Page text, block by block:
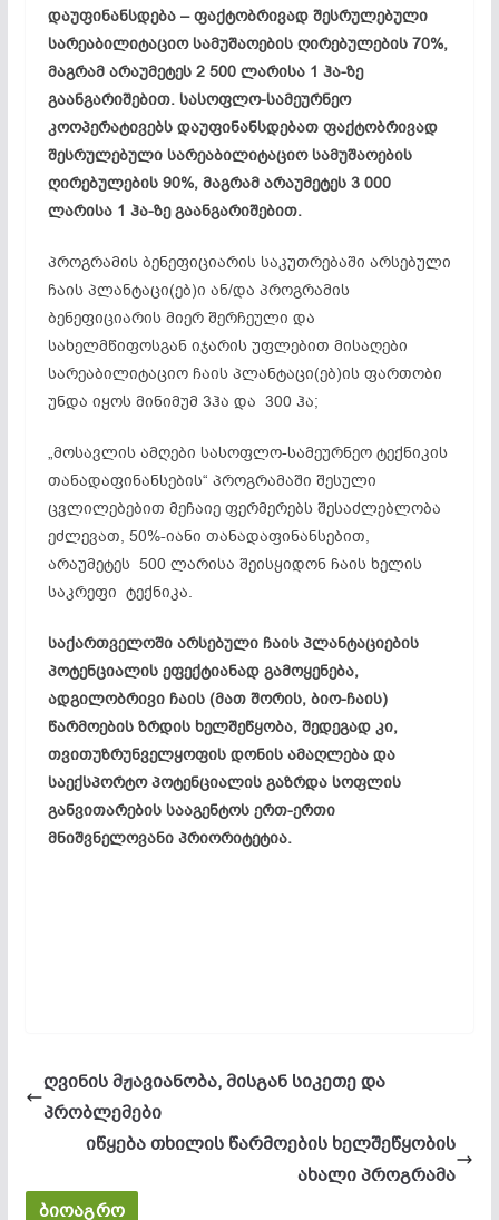
დაუფინანსდება – ფაქტობრივად შესრულებული
სარეაბილიტაციო სამუშაოების ღირებულების 70%,
მაგრამ არაუმეტეს 2 500 ლარისა 1 ჰა-ზე
გაანგარიშებით. სასოფლო-სამეურნეო
კოოპერატივებს დაუფინანსდებათ ფაქტობრივად
შესრულებული სარეაბილიტაციო სამუშაოების
ღირებულების 90%, მაგრამ არაუმეტეს 3 000
ლარისა 1 ჰა-ზე გაანგარიშებით.
პროგრამის ბენეფიციარის საკუთრებაში არსებული
ჩაის პლანტაცი(ებ)ი ან/და პროგრამის
ბენეფიციარის მიერ შერჩეული და
სახელმწიფოსგან იჯარის უფლებით მისაღები
სარეაბილიტაციო ჩაის პლანტაცი(ებ)ის ფართობი
უნდა იყოს მინიმუმ 3ჰა და 300 ჰა;
„მოსავლის ამღები სასოფლო-სამეურნეო ტექნიკის
თანადაფინანსების“ პროგრამაში შესული
ცვლილებებით მეჩაიე ფერმერებს შესაძლებლობა
ეძლევათ, 50%-იანი თანადაფინანსებით,
არაუმეტეს 500 ლარისა შეისყიდონ ჩაის ხელის
საკრეფი ტექნიკა.
საქართველოში არსებული ჩაის პლანტაციების
პოტენციალის ეფექტიანად გამოყენება,
ადგილობრივი ჩაის (მათ შორის, ბიო-ჩაის)
წარმოების ზრდის ხელშეწყობა, შედეგად კი,
თვითუზრუნველყოფის დონის ამაღლება და
საექსპორტო პოტენციალის გაზრდა სოფლის
განვითარების სააგენტოს ერთ-ერთი
მნიშვნელოვანი პრიორიტეტია.
ღვინის მჟავიანობა, მისგან სიკეთე და
პრობლემები
იწყება თხილის წარმოების ხელშეწყობის
ახალი პროგრამა
ბიოაგრო